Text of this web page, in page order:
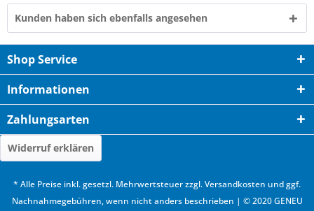
Kunden haben sich ebenfalls angesehen
Shop Service
Informationen
Zahlungsarten
Widerruf erklären
* Alle Preise inkl. gesetzl. Mehrwertsteuer zzgl.Versandkosten und ggf.
Nachnahmegebühren, wenn nicht anders beschrieben | © 2020 GENEU